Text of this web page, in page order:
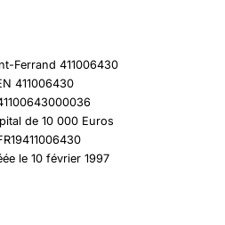
Ferrand 411006430
411006430
de 10 000 Euros
le 10 février 1997